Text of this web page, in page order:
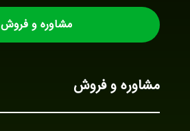
مشاوره و فروش
مشاوره و فروش